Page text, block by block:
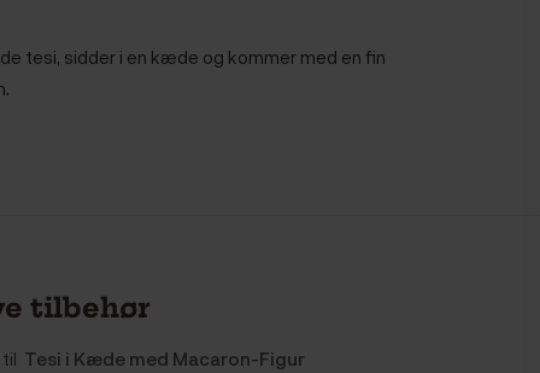
tesi, sidder i en kæde og kommer med en fin
tilbehør
Tesi i Kæde med Macaron-Figur